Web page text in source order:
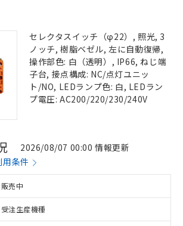
セレクタスイッチ（φ22）, 照光, 3
ノッチ, 樹脂ベゼル, 左に自動復帰,
操作部色: 白（透明）, IP66, ねじ端
子台, 接点構成: NC/点灯ユニッ
ト/NO, LEDランプ色: 白, LEDラン
プ電圧: AC200/220/230/240V
2026/08/07 00:00 情報更新
条件
販売中
受注生産機種